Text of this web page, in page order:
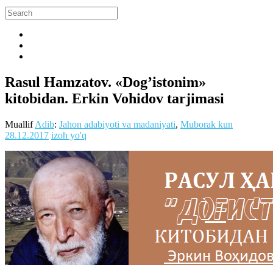
Rasul Hamzatov. «Dog’istonim»
kitobidan. Erkin Vohidov tarjimasi
MuallifAdib: Jahon adabiyoti va madaniyati, Muborak kun
28.12.2017 izoh yo'q